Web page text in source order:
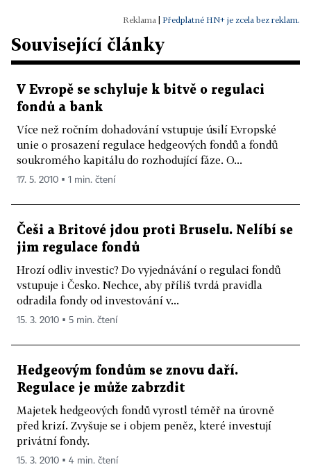
Předplatné HN+ je zcela bez reklam.
Související články
V Evropě se schyluje k bitvě o regulaci
fondů a bank
Více než ročním dohadování vstupuje úsilí Evropské
unie o prosazení regulace hedgeových fondů a fondů
soukromého kapitálu do rozhodující fáze. O...
17. 5. 2010 ▪ 1 min. čtení
Češi a Britové jdou proti Bruselu. Nelíbí se
jim regulace fondů
Hrozí odliv investic? Do vyjednávání o regulaci fondů
vstupuje i Česko. Nechce, aby příliš tvrdá pravidla
odradila fondy od investování v...
15. 3. 2010 ▪ 5 min. čtení
Hedgeovým fondům se znovu daří.
Regulace je může zabrzdit
Majetek hedgeových fondů vyrostl téměř na úrovně
před krizí. Zvyšuje se i objem peněz, které investují
privátní fondy.
15. 3. 2010 ▪ 4 min. čtení